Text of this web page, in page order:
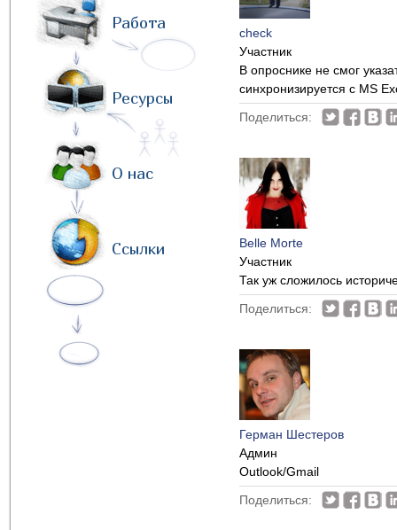
Работа
Ресурсы
О нас
Ссылки
check
Участник
В опроснике не смог
синхронизируется с MS
Поделиться:
Belle Morte
Участник
Так уж сложилось
Поделиться:
Герман Шестеров
Админ
Outlook/Gmail
Поделиться: